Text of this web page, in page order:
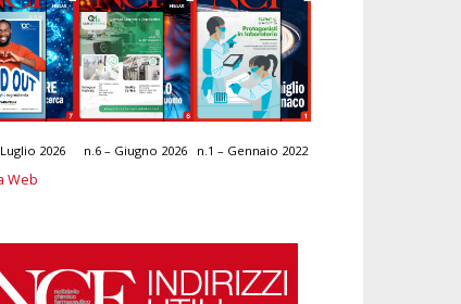
2026 n.6 – Giugno 2026 n.1 – Gennaio 2022
Web